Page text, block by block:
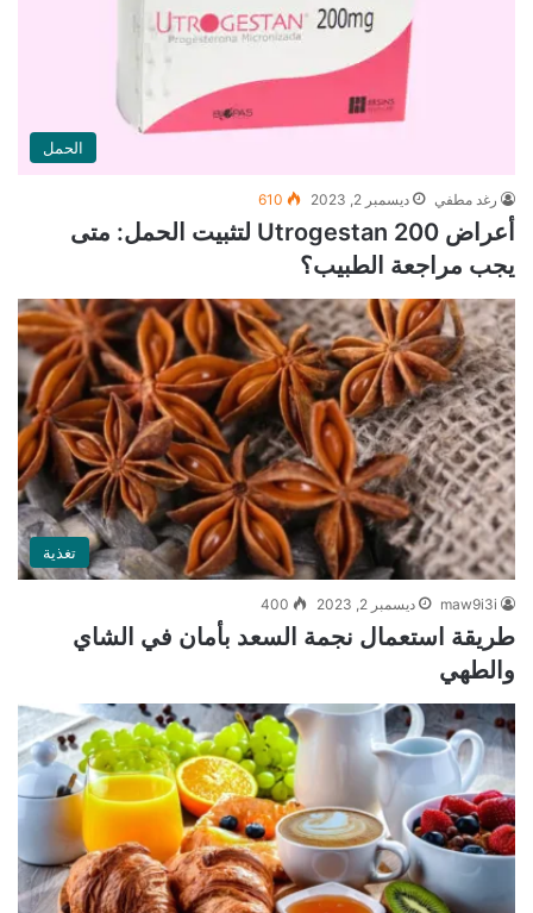
الحمل
رغد مطفي ديسمبر 2, 2023 610
أعراض Utrogestan 200 لتثبيت الحمل: متى
يجب مراجعة الطبيب؟
تغذية
maw9i3i ديسمبر 2, 2023 400
طريقة استعمال نجمة السعد بأمان في الشاي
والطهي